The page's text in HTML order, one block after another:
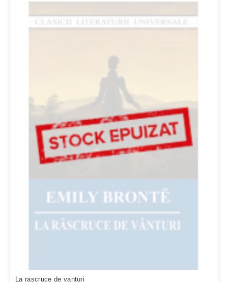
La rascruce de vanturi